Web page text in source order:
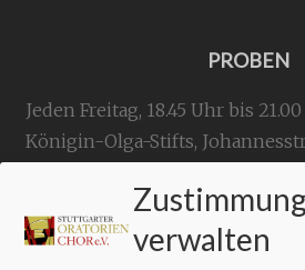
Zustimmung
verwalten
PROBEN
Jeden Freitag, 18.45 Uhr bis
Königin-Olga-Stifts,
KONTAKT
Geschäftsstelle: